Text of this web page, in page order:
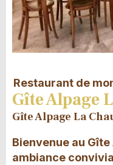
Restaurant de
Gîte Alpage
Gîte Alpage La
Bienvenue au
ambiance